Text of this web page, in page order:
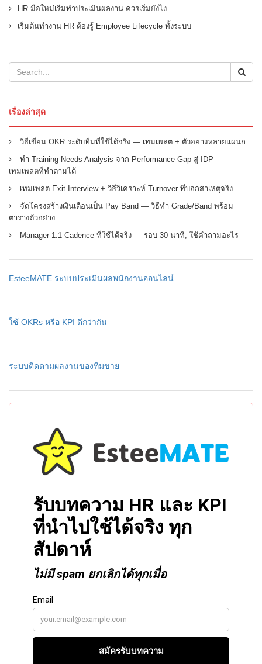
HR มือใหม่เริ่มทำประเมินผลงาน ควรเริ่มยังไง
เริ่มต้นทำงาน HR ต้องรู้ Employee Lifecycle ทั้งระบบ
เรื่องล่าสุด
วิธีเขียน OKR ระดับทีมที่ใช้ได้จริง — เทมเพลต + ตัวอย่างหลายแผนก
ทำ Training Needs Analysis จาก Performance Gap สู่ IDP —
เทมเพลตที่ทำตามได้
เทมเพลต Exit Interview + วิธีวิเคราะห์ Turnover ที่บอกสาเหตุจริง
จัดโครงสร้างเงินเดือนเป็น Pay Band — วิธีทำ Grade/Band พร้อม
ตารางตัวอย่าง
Manager 1:1 Cadence ที่ใช้ได้จริง — รอบ 30 นาที, ใช้คำถามอะไร
EsteeMATE ระบบประเมินผลพนักงานออนไลน์
ใช้ OKRs หรือ KPI ดีกว่ากัน
ระบบติดตามผลงานของทีมขาย